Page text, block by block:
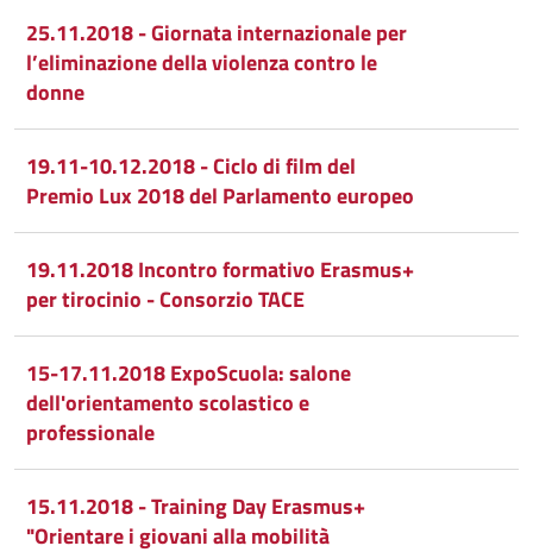
25.11.2018 - Giornata internazionale per
l’eliminazione della violenza contro le
donne
19.11-10.12.2018 - Ciclo di film del
Premio Lux 2018 del Parlamento europeo
19.11.2018 Incontro formativo Erasmus+
per tirocinio - Consorzio TACE
15-17.11.2018 ExpoScuola: salone
dell'orientamento scolastico e
professionale
15.11.2018 - Training Day Erasmus+
"Orientare i giovani alla mobilità